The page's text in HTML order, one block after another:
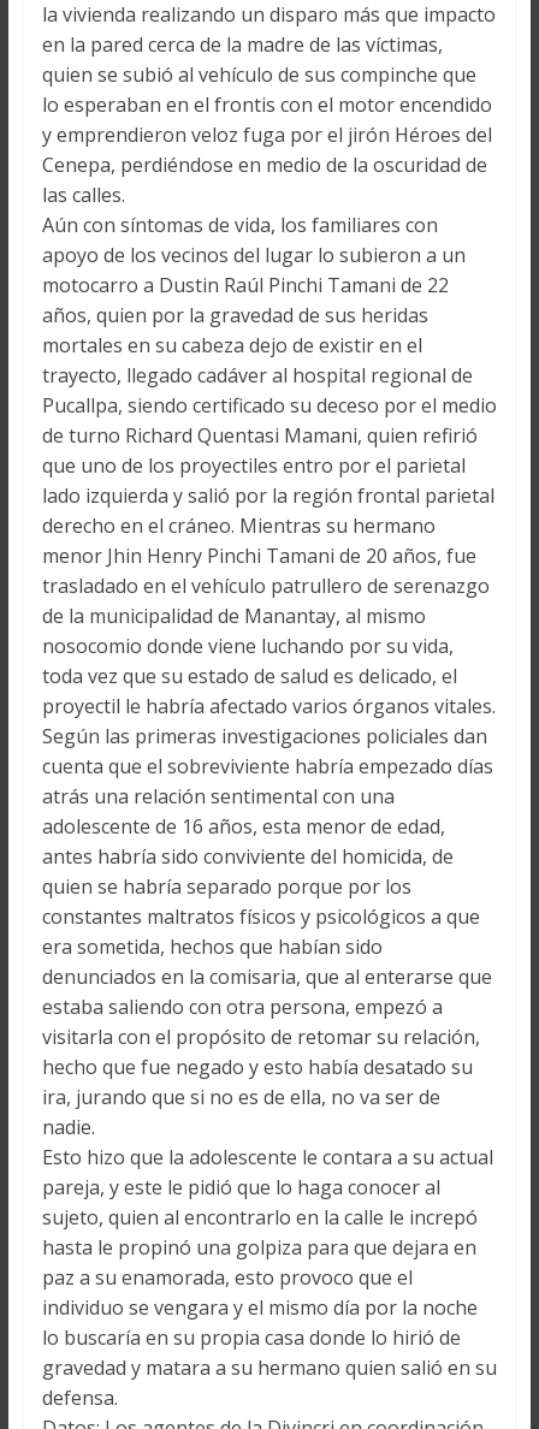
la vivienda realizando un disparo más que impacto
en la pared cerca de la madre de las víctimas,
quien se subió al vehículo de sus compinche que
lo esperaban en el frontis con el motor encendido
y emprendieron veloz fuga por el jirón Héroes del
Cenepa, perdiéndose en medio de la oscuridad de
las calles.
Aún con síntomas de vida, los familiares con
apoyo de los vecinos del lugar lo subieron a un
motocarro a Dustin Raúl Pinchi Tamani de 22
años, quien por la gravedad de sus heridas
mortales en su cabeza dejo de existir en el
trayecto, llegado cadáver al hospital regional de
Pucallpa, siendo certificado su deceso por el medio
de turno Richard Quentasi Mamani, quien refirió
que uno de los proyectiles entro por el parietal
lado izquierda y salió por la región frontal parietal
derecho en el cráneo. Mientras su hermano
menor Jhin Henry Pinchi Tamani de 20 años, fue
trasladado en el vehículo patrullero de serenazgo
de la municipalidad de Manantay, al mismo
nosocomio donde viene luchando por su vida,
toda vez que su estado de salud es delicado, el
proyectil le habría afectado varios órganos vitales.
Según las primeras investigaciones policiales dan
cuenta que el sobreviviente habría empezado días
atrás una relación sentimental con una
adolescente de 16 años, esta menor de edad,
antes habría sido conviviente del homicida, de
quien se habría separado porque por los
constantes maltratos físicos y psicológicos a que
era sometida, hechos que habían sido
denunciados en la comisaria, que al enterarse que
estaba saliendo con otra persona, empezó a
visitarla con el propósito de retomar su relación,
hecho que fue negado y esto había desatado su
ira, jurando que si no es de ella, no va ser de
nadie.
Esto hizo que la adolescente le contara a su actual
pareja, y este le pidió que lo haga conocer al
sujeto, quien al encontrarlo en la calle le increpó
hasta le propinó una golpiza para que dejara en
paz a su enamorada, esto provoco que el
individuo se vengara y el mismo día por la noche
lo buscaría en su propia casa donde lo hirió de
gravedad y matara a su hermano quien salió en su
defensa.